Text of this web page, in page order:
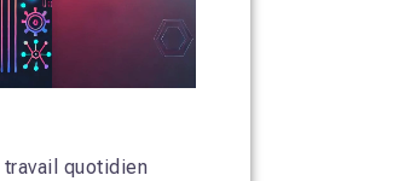
travail quotidien